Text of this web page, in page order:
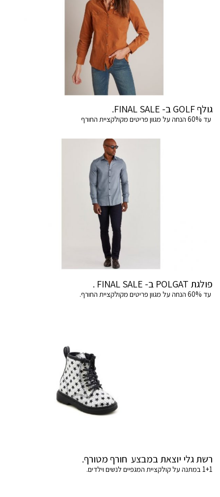
גולף GOLF ב- FINAL SALE.
עד 60% הנחה על מגוון פריטים מקולקציית החורף
פולגת POLGAT ב- FINAL SALE .
עד 60% הנחה על מגוון פריטים מקולקציית החורף.
רשת גלי יוצאת במבצע חורף מטורף.
1+1 במתנה על קולקציית המגפיים לנשים וילדים.